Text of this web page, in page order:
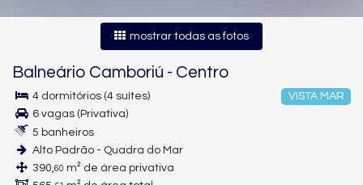
mostrar todas as fotos
Balneário Camboriú - Centro
VISTA MAR
4 dormitórios (4 suítes)
6 vagas (Privativa)
5 banheiros
Alto Padrão - Quadra do Mar
390,60 m² de área privativa